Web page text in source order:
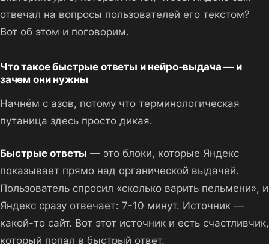
отвечал на вопросы пользователей его текстом?
Вот об этом и поговорим.
Что такое быстрые ответы и нейро-выдача — и
зачем они нужны
Начнём с азов, потому что терминологическая
путаница здесь просто дикая.
Быстрые ответы — это блоки, которые Яндекс
показывает прямо над органической выдачей.
Пользователь спросил «сколько варить пельмени», и
Яндекс сразу отвечает: 7-10 минут. Источник —
какой-то сайт. Вот этот источник и есть счастливчик,
который попал в быстрый ответ.